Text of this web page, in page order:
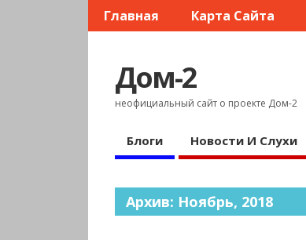
Главная Карта Сайта
Дом-2
неофициальный сайт о проекте Дом-2
Блоги Новости И Слухи
Архив: Ноябрь, 2018